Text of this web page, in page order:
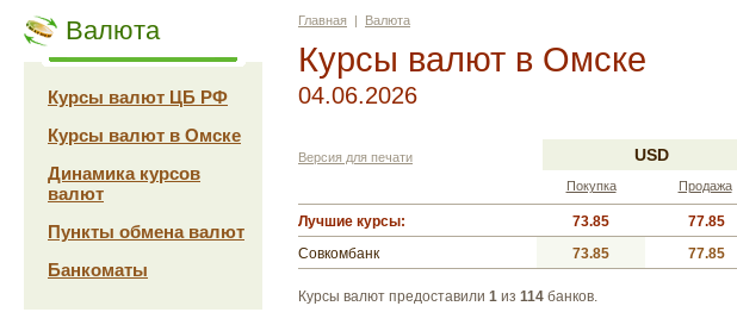
Валюта
Курсы валют ЦБ РФ
Курсы валют в Омске
Динамика курсов
валют
Пункты обмена валют
Банкоматы
Главная | Валюта
Курсы валют в Омске
04.06.2026
Версия для печати USD
Покупка Продажа
Лучшие курсы: 73.85 77.85
Совкомбанк
73.85 77.85
Курсы валют предоставили 1 из 114 банков.